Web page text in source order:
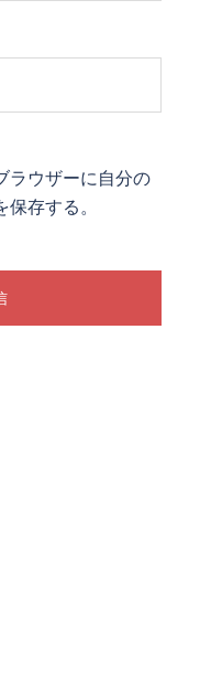
ラウザーに自分の
存する。